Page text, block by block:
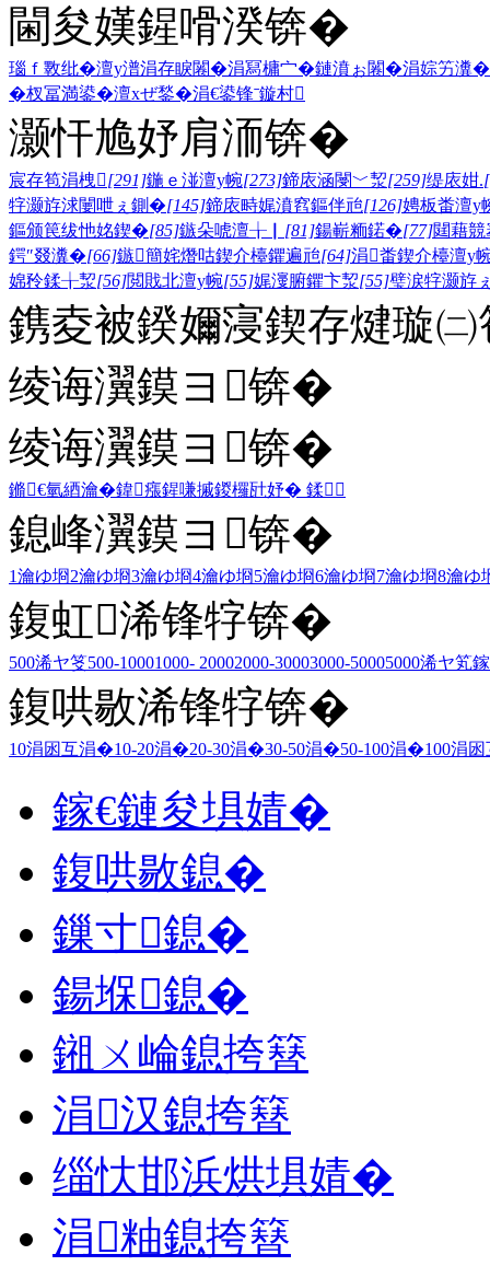
閫夋嫨鍟嗗湀锛�
瑙ｆ斁纰�澶у潽涓存睙闂�涓冩槦宀�鏈濆ぉ闂�涓婃竻瀵�
�杈冨満鍙�澶хぜ鍫�涓€鍙锋ˉ鏇村
灏忓尯妤肩洏锛�
宸存笣涓栧[291]鍦ｅ湴澶у帵[273]鍗庡涵閿﹀洯[259]缇庡姏.
牸灏斿浗闄呭ぇ鍘�[145]鍗庡畤娓濆窞鏂伴兘[126]娉板畨澶у
鏂颁笢绂忚姳鍥�[85]鏃朵唬澶╁▏ [81]鍚嶄粫鍩�[77]閮藉
鍔″叕瀵�[66]鏃簡姹熸咕鍥介檯鑺遍兘[64]涓畨鍥介檯澶у
婂矝鍒╁洯[56]閲戝北澶у帵[55]娓濅腑鑺卞洯[55]璧涙牸灏斿
鎸夌被鍨嬭寖鍥存煡璇
绫诲瀷鏌ヨ锛�
绫诲瀷鏌ヨ锛�
鏅€氫綇瀹�鍏瘬鍟嗛摵鍐欏瓧妤� 鍒
鎴峰瀷鏌ヨ锛�
1瀹ゆ埛2瀹ゆ埛3瀹ゆ埛4瀹ゆ埛5瀹ゆ埛6瀹ゆ埛7瀹ゆ埛8瀹ゆ
鍑虹浠锋牸锛�
500浠ヤ笅500-10001000- 20002000-30003000-50005000浠ヤ笂
鍑哄敭浠锋牸锛�
10涓囦互涓�10-20涓�20-30涓�30-50涓�50-100涓�100涓
鎵€鏈夋埧婧�
鍑哄敭鎴�
鏁寸鎴�
鍚堢鎴�
鎺ㄨ崘鎴挎簮
涓汉鎴挎簮
缁忕邯浜烘埧婧�
涓粙鎴挎簮